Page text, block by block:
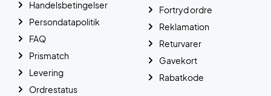
Handelsbetingelser
Persondatapolitik
FAQ
Prismatch
Levering
Ordrestatus
Fortryd ordre
Reklamation
Returvarer
Gavekort
Rabatkode